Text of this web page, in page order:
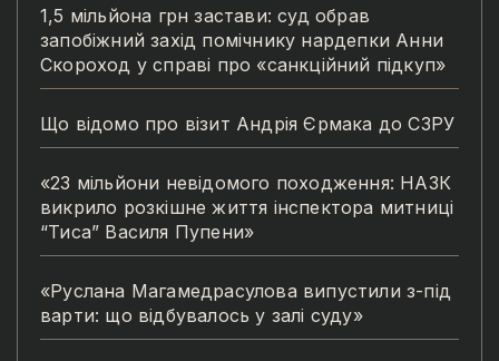
1,5 мільйона грн застави: суд обрав
запобіжний захід помічнику нардепки Анни
Скороход у справі про «санкційний підкуп»
Що відомо про візит Андрія Єрмака до СЗРУ
«23 мільйони невідомого походження: НАЗК
викрило розкішне життя інспектора митниці
“Тиса” Василя Пупени»
«Руслана Магамедрасулова випустили з-під
варти: що відбувалось у залі суду»